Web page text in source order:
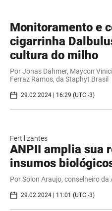
Monitoramento e
cigarrinha
cultura do milho
Por Jonas Dahmer, Maycon
Ferraz Ramos, da Staphyt Brasil
29.02.2024 | 16:29 (UTC -3)
Fertilizantes
ANPII amplia sua
insumos
Por Solon Araujo, conselheiro da
29.02.2024 | 11:01 (UTC -3)